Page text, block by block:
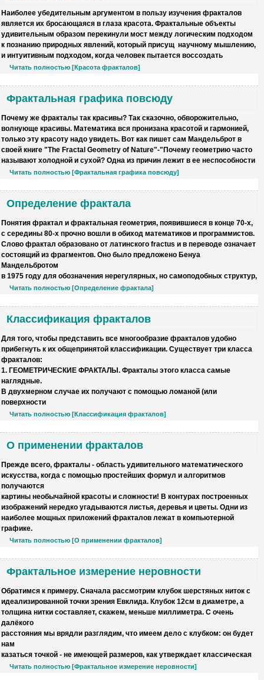
Наиболее убедительным аргументом в пользу изучения фракталов
является их бросающаяся в глаза красота. Фрактальные объекты
удивительным образом перекинули мост между логическим подходом
к познанию природных явлений, который присущ научному мышлению,
и интуитивным подходом, когда человек пытается воссоздать
Читать полностью [Красота фракталов]
Фрактальная графика повсюду
Почему же фракталы так красивы? Так сказочно, обворожительно,
волнующе красивы. Математика вся пронизана красотой и гармонией,
только эту красоту надо увидеть. Вот как пишет сам Мандельброт в
своей книге "The Fractal Geometry of Nature"-"Почему геометрию часто
называют холодной и сухой? Одна из причин лежит в ее неспособности
Читать полностью [Фрактальная графика повсюду]
Определение фрактала
Понятия фрактал и фрактальная геометрия, появившиеся в конце 70-х,
с середины 80-х прочно вошли в обиход математиков и программистов.
Слово фрактал образовано от латинского fractus и в переводе означает
состоящий из фрагментов. Оно было предложено Бенуа
Мандельбротом
в 1975 году для обозначения нерегулярных, но самоподобных структур,
Читать полностью [Определение фрактала]
Классификация фракталов
Для того, чтобы представить все многообразие фракталов удобно
прибегнуть к их общепринятой классификации. Существует три класса
фракталов:
1. ГЕОМЕТРИЧЕСКИЕ ФРАКТАЛЫ . Фракталы этого класса самые
наглядные.
В двухмерном случае их получают с помощью ломаной (или
поверхности
Читать полностью [Классификация фракталов]
О применении фракталов
Прежде всего, фракталы - область удивительного математического
искусства, когда с помощью простейших формул и алгоритмов
получаются
картины необычайной красоты и сложности! В контурах построенных
изображений нередко угадываются листья, деревья и цветы. Одни из
наиболее мощных приложений фракталов лежат в компьютерной
графике.
Читать полностью [О применении фракталов]
Фрактальное измерение неровности
Обратимся к примеру. Сначала рассмотрим клубок шерстяных ниток с
идеализированной точки зрения Евклида. Клубок 12см в диаметре, а
толщина нитки составляет, скажем, меньше миллиметра. С очень
далёкого
расстояния мы врядли разглядим, что имеем дело с клубком: он будет
нам
казаться точкой - не имеющей размеров, как утверждает классическая
Читать полностью [Фрактальное измерение неровности]